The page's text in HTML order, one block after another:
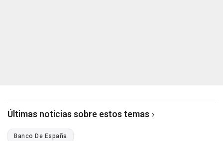
Últimas noticias sobre estos temas
Banco De España